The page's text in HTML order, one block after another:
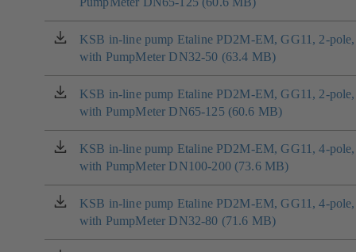
v
nové
záložce)
KSB in-line pump Etaline PD2M-EM, GG11, 2-pole,
with PumpMeter DN32-50 (63.4 MB)
(otevírá
se
v
nové
záložce)
KSB in-line pump Etaline PD2M-EM, GG11, 2-pole,
with PumpMeter DN65-125 (60.6 MB)
(otevírá
se
v
nové
záložce)
KSB in-line pump Etaline PD2M-EM, GG11, 4-pole,
with PumpMeter DN100-200 (73.6 MB)
(otevírá
se
v
nové
záložce)
KSB in-line pump Etaline PD2M-EM, GG11, 4-pole,
with PumpMeter DN32-80 (71.6 MB)
(otevírá
se
v